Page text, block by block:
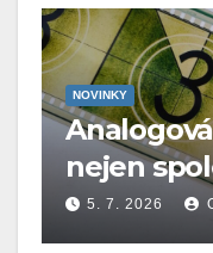
NOVINKY
nejen
5. 7. 2026